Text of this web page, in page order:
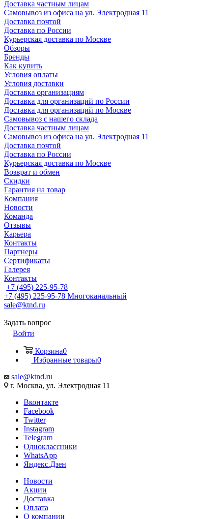
Доставка частным лицам
Самовывоз из офиса на ул. Электродная 11
Доставка почтой
Доставка по России
Курьерская доставка по Москве
Обзоры
Бренды
Как купить
Условия оплаты
Условия доставки
Доставка организациям
Доставка для организаций по России
Доставка для организаций по Москве
Самовывоз с нашего склада
Доставка частным лицам
Самовывоз из офиса на ул. Электродная 11
Доставка почтой
Доставка по России
Курьерская доставка по Москве
Возврат и обмен
Скидки
Гарантия на товар
Компания
Новости
Команда
Отзывы
Карьера
Контакты
Партнеры
Сертификаты
Галерея
Контакты
+7 (495) 225-95-78
+7 (495) 225-95-78 Многоканальный
sale@ktnd.ru
Задать вопрос
Войти
Корзина0
Избранные товары0
sale@ktnd.ru
г. Москва, ул. Электродная 11
Вконтакте
Facebook
Twitter
Instagram
Telegram
Одноклассники
WhatsApp
Яндекс.Дзен
Новости
Акции
Доставка
Оплата
О компании